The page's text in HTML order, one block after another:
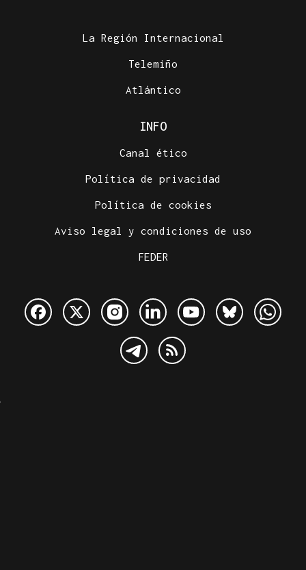
La Región Internacional
Telemiño
Atlántico
INFO
Canal ético
Política de privacidad
Política de cookies
Aviso legal y condiciones de uso
FEDER